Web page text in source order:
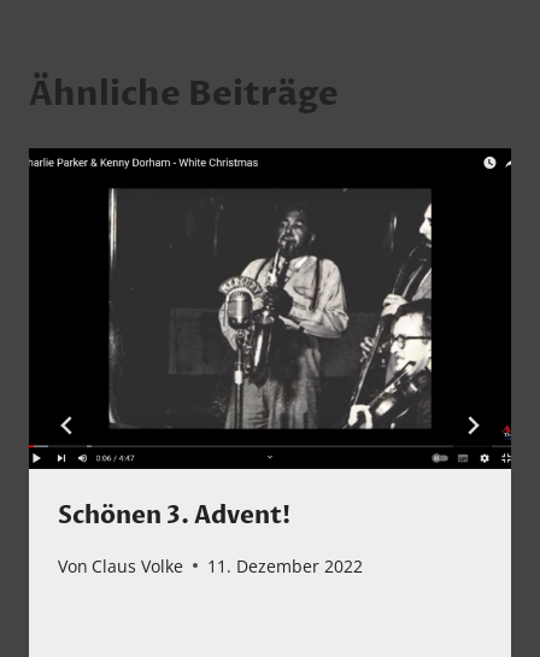
Ähnliche Beiträge
Schönen 3. Advent!
Von Claus Volke 11. Dezember 2022